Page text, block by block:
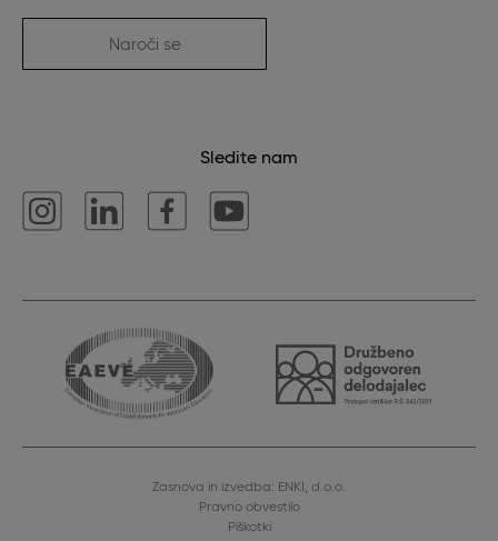
Naroči se
Sledite nam
Zasnova in izvedba: ENKI, d.o.o.
Pravno obvestilo
Piškotki